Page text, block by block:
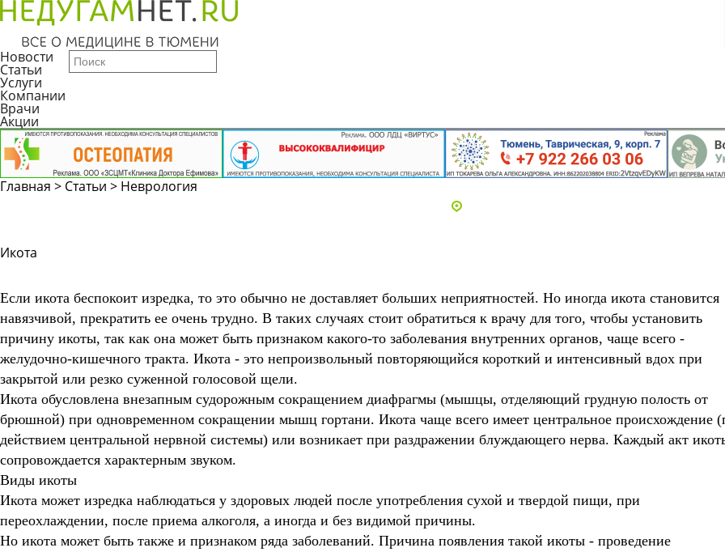
Новости
Статьи
Услуги
Компании
Врачи
Акции
Главная > Статьи > Неврология
Икота
Если икота беспокоит изредка, то это обычно не доставляет больших неприятностей. Но иногда икота становится
навязчивой, прекратить ее очень трудно. В таких случаях стоит обратиться к врачу для того, чтобы установить
причину икоты, так как она может быть признаком какого-то заболевания внутренних органов, чаще всего -
желудочно-кишечного тракта. Икота - это непроизвольный повторяющийся короткий и интенсивный вдох при
закрытой или резко суженной голосовой щели.
Икота обусловлена внезапным судорожным сокращением диафрагмы (мышцы, отделяющий грудную полость от
брюшной) при одновременном сокращении мышц гортани. Икота чаще всего имеет центральное происхождение
действием центральной нервной системы) или возникает при раздражении блуждающего нерва. Каждый акт
сопровождается характерным звуком.
Виды икоты
Икота может изредка наблюдаться у здоровых людей после употребления сухой и твердой пищи, при
переохлаждении, после приема алкоголя, а иногда и без видимой причины.
Но икота может быть также и признаком ряда заболеваний. Причина появления такой икоты - проведение